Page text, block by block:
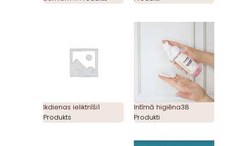
Ikdienas ieliktnīši1
Produkts
Intīmā higiēna38
Produkti